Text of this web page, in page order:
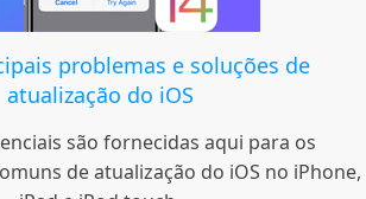
problemas e soluções de
atualização do iOS
são fornecidas aqui para os
de atualização do iOS no iPhone,